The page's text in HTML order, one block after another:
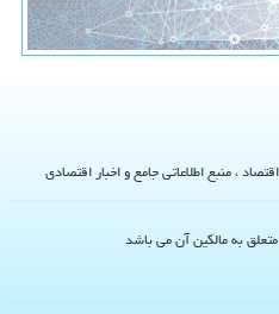
، منبع اطلاعاتی جامع و اخبار اقتصادی